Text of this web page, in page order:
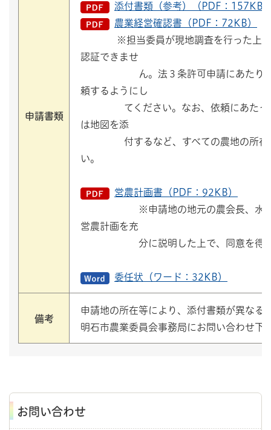
申請書類
添付書類（参考）（PDF：157KB
農業経営確認書（PDF：72KB）
※担当委員が現地調査を行った上で
認証できませ
ん。法３条許可申請にあたり、余
頼するようにし
てください。なお、依頼にあたって
は地図を添
付するなど、すべての農地の所在を
い。
営農計画書（PDF：92KB）
※申請地の地元の農会長、水利組
営農計画を充
分に説明した上で、同意を得て
委任状（ワード：32KB）
備考
申請地の所在等により、添付書類が異なる
明石市農業委員会事務局にお問い合わせ下
お問い合わせ